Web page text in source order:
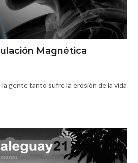
Magnética
gente tanto sufre la erosión de la vida